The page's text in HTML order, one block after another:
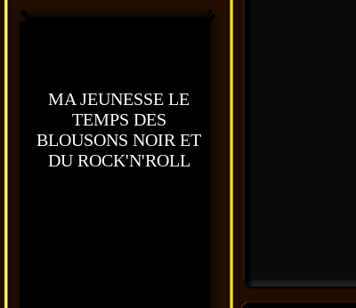
MA JEUNESSE LE
TEMPS DES
BLOUSONS NOIR ET
DU ROCK'N'ROLL